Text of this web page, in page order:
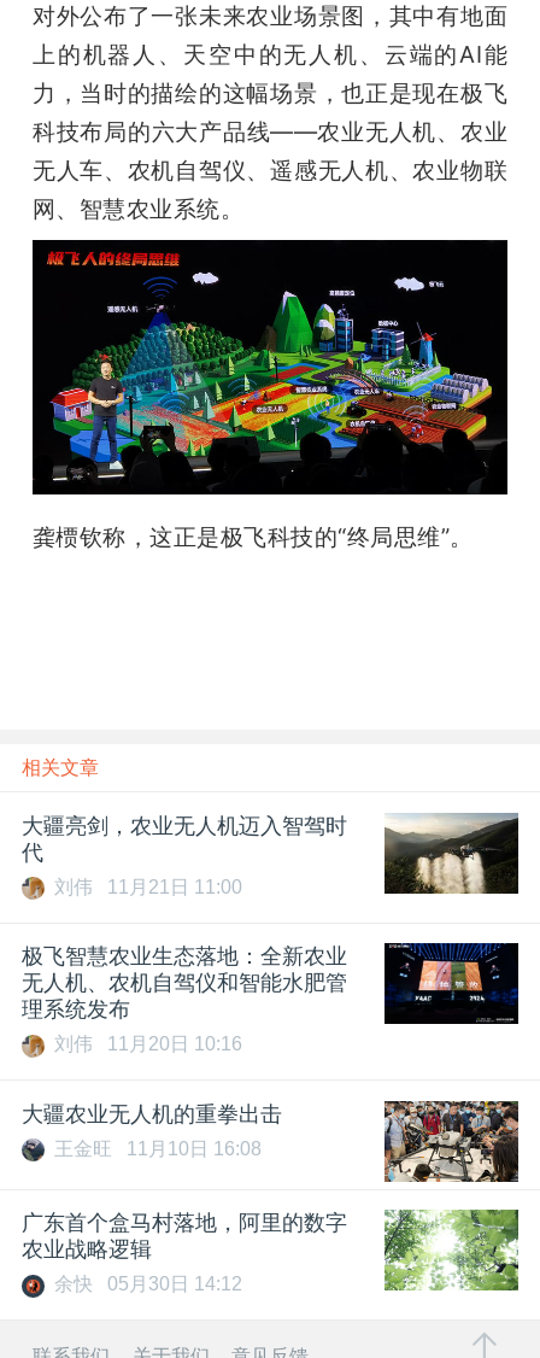
对外公布了一张未来农业场景图，其中有地面
上的机器人、天空中的无人机、云端的AI能
力，当时的描绘的这幅场景，也正是现在极飞
科技布局的六大产品线——农业无人机、农业
无人车、农机自驾仪、遥感无人机、农业物联
网、智慧农业系统。
龚槚钦称，这正是极飞科技的“终局思维”。
相关文章
大疆亮剑，农业无人机迈入智驾时
代
刘伟 11月21日 11:00
极飞智慧农业生态落地：全新农业
无人机、农机自驾仪和智能水肥管
理系统发布
刘伟 11月20日 10:16
大疆农业无人机的重拳出击
王金旺 11月10日 16:08
广东首个盒马村落地，阿里的数字
农业战略逻辑
余快 05月30日 14:12